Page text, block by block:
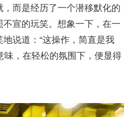
而是经历了一个潜移默化的
宣的玩笑。想象一下，在一
说道：“这操作，简直是我
味，在轻松的氛围下，便显得